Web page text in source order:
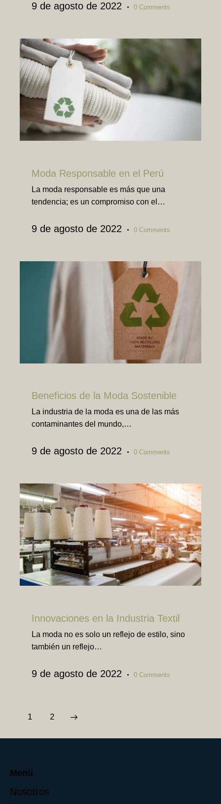
9 de agosto de 2022 0 Comments
Moda Responsable en el Perú
La moda responsable es más que una
tendencia; es un compromiso con el…
9 de agosto de 2022 0 Comments
Beneficios de la Moda Sostenible
La industria de la moda es una de las más
contaminantes del mundo,…
9 de agosto de 2022 0 Comments
Innovaciones en la Industria Textil
La moda no es solo un reflejo de estilo, sino
también un reflejo…
9 de agosto de 2022 0 Comments
1 2
Menú
Nosotros